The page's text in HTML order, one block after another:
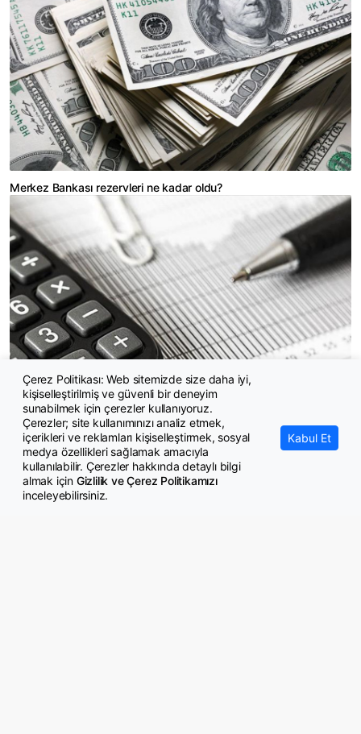
Merkez Bankası rezervleri ne kadar oldu?
Varlık barışı tekrar gündemde
Çerez Politikası: Web sitemizde size daha iyi,
kişiselleştirilmiş ve güvenli bir deneyim
sunabilmek için çerezler kullanıyoruz.
Çerezler; site kullanımınızı analiz etmek,
içerikleri ve reklamları kişiselleştirmek, sosyal
medya özellikleri sağlamak amacıyla
kullanılabilir. Çerezler hakkında detaylı bilgi
almak için Gizlilik ve Çerez Politikamızı
inceleyebilirsiniz.
Kabul Et